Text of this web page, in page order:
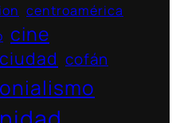
centroamérica
cine
ciudad cofán